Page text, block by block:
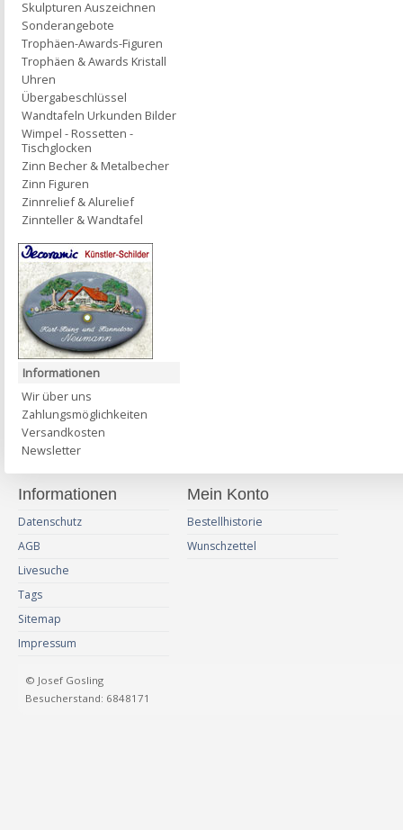
Skulpturen Auszeichnen
Sonderangebote
Trophäen-Awards-Figuren
Trophäen & Awards Kristall
Uhren
Übergabeschlüssel
Wandtafeln Urkunden Bilder
Wimpel - Rossetten -
Tischglocken
Zinn Becher & Metalbecher
Zinn Figuren
Zinnrelief & Alurelief
Zinnteller & Wandtafel
Informationen
Wir über uns
Zahlungsmöglichkeiten
Versandkosten
Newsletter
Informationen
Datenschutz
AGB
Livesuche
Tags
Sitemap
Impressum
Mein Konto
Bestellhistorie
Wunschzettel
© Josef Gosling
Besucherstand: 6848171